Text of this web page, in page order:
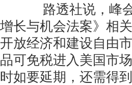
路透社说，峰会
增长与机会法案》相
开放经济和建设自由
品可免税进入美国市
时如要延期，还需得